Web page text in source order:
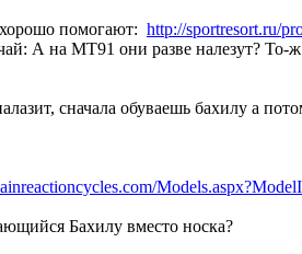
помогают: http://sportresort.ru/
А на MT91 они разве налезут? То-
сначала обуваешь бахилу а
Бахилу вместо носка?